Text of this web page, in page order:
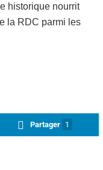
historique nourrit
la RDC parmi les
Partager 1